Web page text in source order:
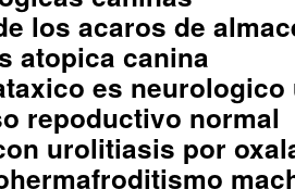
los acaros de
atopica canina
es
repoductivo normal
urolitiasis por